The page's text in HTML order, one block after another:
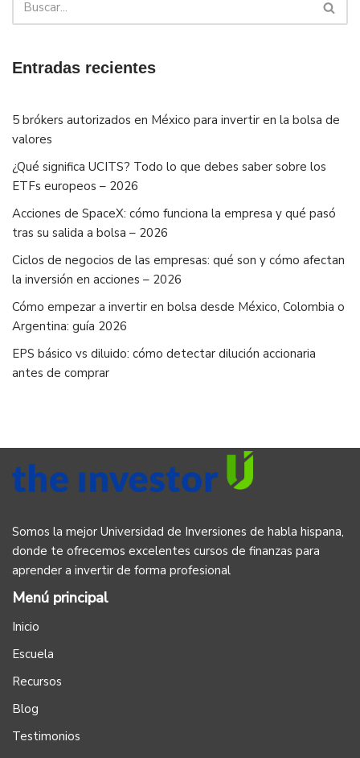
Entradas recientes
5 brókers autorizados en México para invertir en la bolsa de
valores
¿Qué significa UCITS? Todo lo que debes saber sobre los
ETFs europeos – 2026
Acciones de SpaceX: cómo funciona la empresa y qué pasó
tras su salida a bolsa – 2026
Ciclos de negocios de las empresas: qué son y cómo afectan
la inversión en acciones – 2026
Cómo empezar a invertir en bolsa desde México, Colombia o
Argentina: guía 2026
EPS básico vs diluido: cómo detectar dilución accionaria
antes de comprar
Somos la mejor Universidad de Inversiones de habla hispana,
donde te ofrecemos excelentes cursos de finanzas para
aprender a invertir de forma profesional
Menú principal
Inicio
Escuela
Recursos
Blog
Testimonios